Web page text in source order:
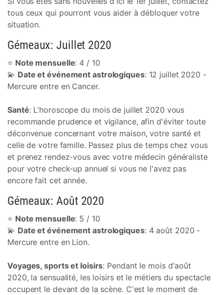
tous ceux qui pourront vous aider à débloquer votre
situation.
Gémeaux: Juillet 2020
⭐ Note mensuelle: 4 / 10
💫 Date et événement astrologiques: 12 juillet 2020 -
Mercure entre en Cancer.
Santé: L'horoscope du mois de juillet 2020 vous
recommande prudence et vigilance, afin d'éviter toute
déconvenue concernant votre maison, votre santé et
celle de votre famille. Passez plus de temps chez vous
et prenez rendez-vous avec votre médecin généraliste
pour votre check-up annuel si vous ne l'avez pas
encore fait cet année.
Gémeaux: Août 2020
⭐ Note mensuelle: 5 / 10
💫 Date et événement astrologiques: 4 août 2020 -
Mercure entre en Lion.
Voyages, sports et loisirs: Pendant le mois d'août
2020, la sensualité, les loisirs et le métiers du spectacle
occupent le devant de la scène. C'est le moment de